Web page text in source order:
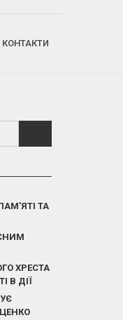
КОНТАКТИ
ТА
ХРЕСТА
В ДІЇ